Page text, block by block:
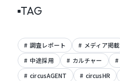
TAG
調査レポート メディア掲載
中途採用
カルチャー
circusAGENT
circusHR